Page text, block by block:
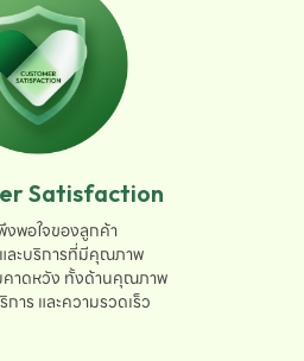
Satisfaction
งพอใจของลูกค้า
ละบริการที่มีคุณภาพ
คาดหวัง ทั้งด้านคุณภาพ
การ และความรวดเร็ว